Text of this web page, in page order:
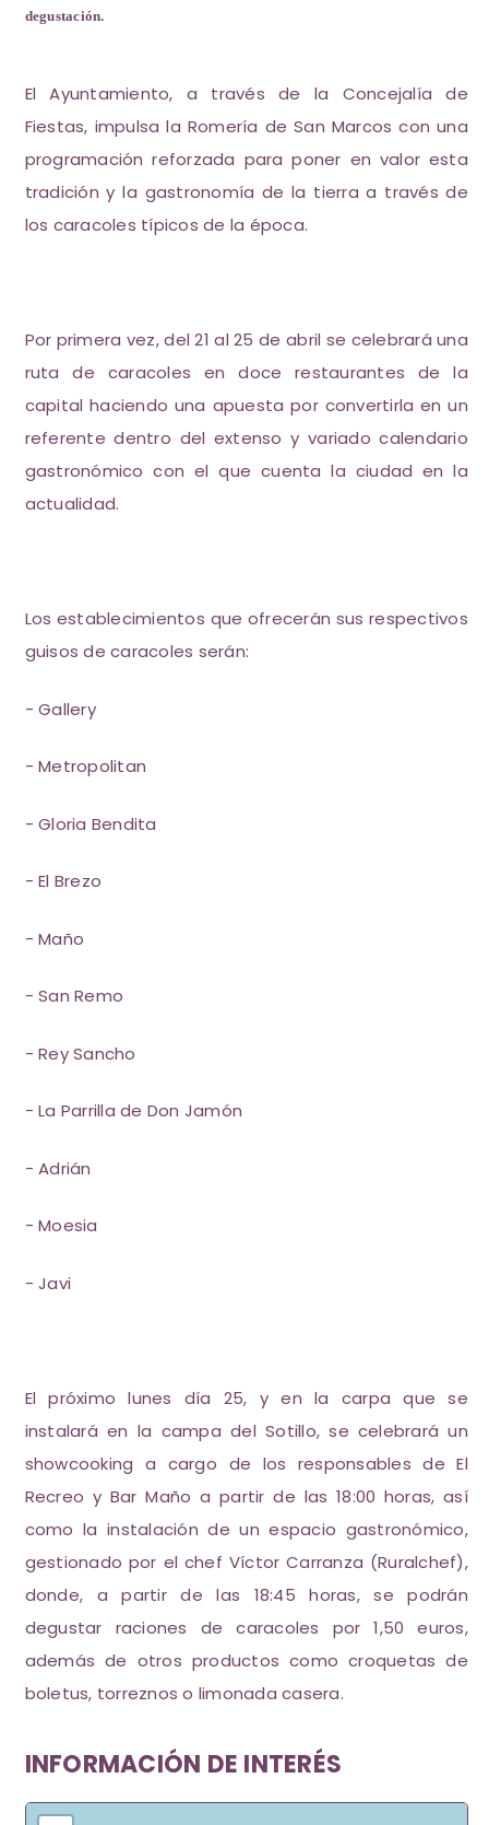
degustación.
El Ayuntamiento, a través de la Concejalía de
Fiestas, impulsa la Romería de San Marcos con una
programación reforzada para poner en valor esta
tradición y la gastronomía de la tierra a través de
los caracoles típicos de la época.
Por primera vez, del 21 al 25 de abril se celebrará una
ruta de caracoles en doce restaurantes de la
capital haciendo una apuesta por convertirla en un
referente dentro del extenso y variado calendario
gastronómico con el que cuenta la ciudad en la
actualidad.
Los establecimientos que ofrecerán sus respectivos
guisos de caracoles serán:
- Gallery
- Metropolitan
- Gloria Bendita
- El Brezo
- Maño
- San Remo
- Rey Sancho
- La Parrilla de Don Jamón
- Adrián
- Moesia
- Javi
El próximo lunes día 25, y en la carpa que se
instalará en la campa del Sotillo, se celebrará un
showcooking a cargo de los responsables de El
Recreo y Bar Maño a partir de las 18:00 horas, así
como la instalación de un espacio gastronómico,
gestionado por el chef Víctor Carranza (Ruralchef),
donde, a partir de las 18:45 horas, se podrán
degustar raciones de caracoles por 1,50 euros,
además de otros productos como croquetas de
boletus, torreznos o limonada casera.
INFORMACIÓN DE INTERÉS